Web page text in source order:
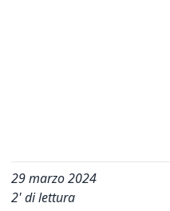
29 marzo 2024
2' di lettura